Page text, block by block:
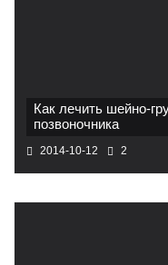
Как лечить шейно-
позвоночника
2014-10-12 2